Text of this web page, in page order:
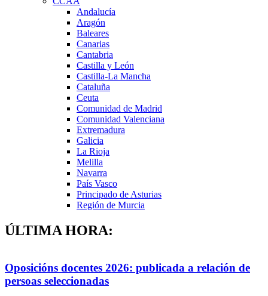
Andalucía
Aragón
Baleares
Canarias
Cantabria
Castilla y León
Castilla-La Mancha
Cataluña
Ceuta
Comunidad de Madrid
Comunidad Valenciana
Extremadura
Galicia
La Rioja
Melilla
Navarra
País Vasco
Principado de Asturias
Región de Murcia
ÚLTIMA HORA:
Oposicións docentes 2026: publicada a relación de
persoas seleccionadas